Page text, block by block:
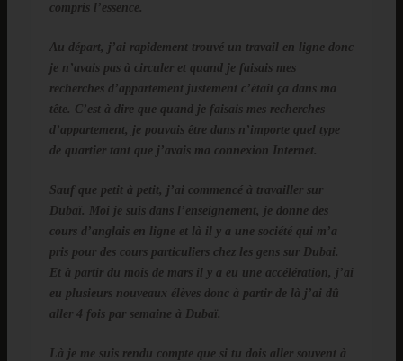
compris l’essence.
Au départ, j’ai rapidement trouvé un travail en ligne donc
je n’avais pas à circuler et quand je faisais mes
recherches d’appartement justement c’était ça dans ma
tête. C’est à dire que quand je faisais mes recherches
d’appartement, je pouvais être dans n’importe quel type
de quartier tant que j’avais ma connexion Internet.
Sauf que petit à petit, j’ai commencé à travailler sur
Dubaï. Moi je suis dans l’enseignement, je donne des
cours d’anglais en ligne et là il y a une société qui m’a
pris pour des cours particuliers chez les gens sur Dubai.
Et à partir du mois de mars il y a eu une accélération, j’ai
eu plusieurs nouveaux élèves donc à partir de là j’ai dû
aller 4 fois par semaine à Dubaï.
Là je me suis rendu compte que si tu dois aller souvent à